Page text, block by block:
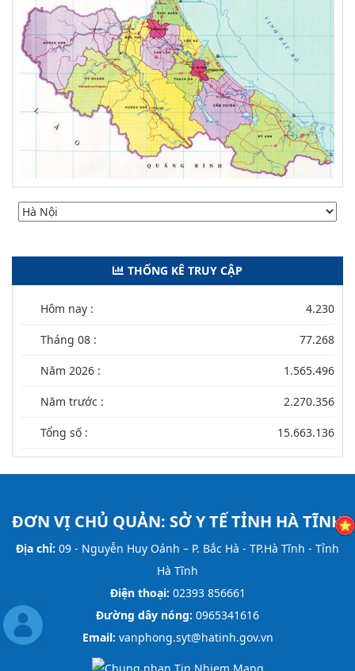
THỐNG KÊ TRUY CẬP
Hôm nay : 4.230
Tháng 08 : 77.268
Năm 2026 : 1.565.496
Năm trước : 2.270.356
Tổng số : 15.663.136
ĐƠN VỊ CHỦ QUẢN: SỞ Y TẾ TỈNH HÀ TĨNH
Địa chỉ: 09 - Nguyễn Huy Oánh – P. Bắc Hà - TP.Hà Tĩnh - Tỉnh
Hà Tĩnh
Điện thoại: 02393 856661
Đường dây nóng: 0965341616
Email: vanphong.syt@hatinh.gov.vn